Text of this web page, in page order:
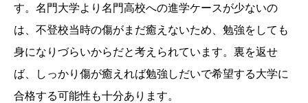
す。名門大学より名門高校への進学ケースが少ないの
は、不登校当時の傷がまだ癒えないため、勉強をしても
身になりづらいからだと考えられています。裏を返せ
ば、しっかり傷が癒えれば勉強しだいで希望する大学に
合格する可能性も十分あります。